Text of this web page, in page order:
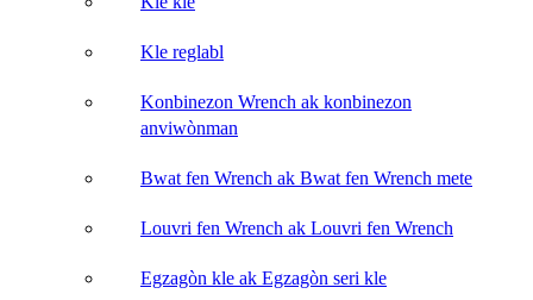
Kle reglabl
Konbinezon Wrench ak konbinezon
anviwònman
Bwat fen Wrench ak Bwat fen Wrench mete
Louvri fen Wrench ak Louvri fen Wrench
Egzagòn kle ak Egzagòn seri kle